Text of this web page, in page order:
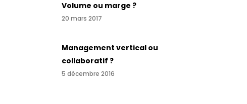
Volume ou marge ?
20 mars 2017
Management vertical ou
collaboratif ?
5 décembre 2016